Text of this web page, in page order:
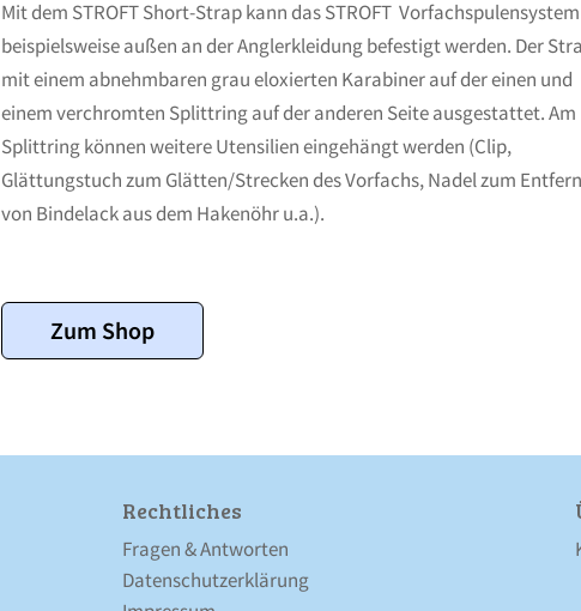
Mit dem STROFT Short-Strap kann das STROFT Vorfachspulensystem
beispielsweise außen an der Anglerkleidung befestigt werden. Der
mit einem abnehmbaren grau eloxierten Karabiner auf der einen und
einem verchromten Splittring auf der anderen Seite ausgestattet. Am
Splittring können weitere Utensilien eingehängt werden (Clip,
Glättungstuch zum Glätten/Strecken des Vorfachs, Nadel zum
von Bindelack aus dem Hakenöhr u.a.).
Zum Shop
Rechtliches
Fragen & Antworten
Datenschutz­erklärung